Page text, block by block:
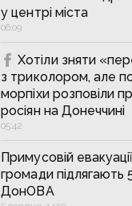
у центрі міста
06:09
Хотіли зняти
з триколором, але
морпіхи розповіли
росіян на Донеччині
05:42
Примусовій
громади підлягають
ДонОВА